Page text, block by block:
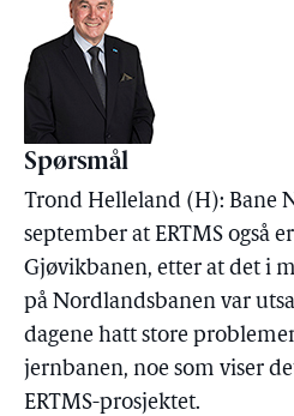
Spørsmål
Trond Helleland (H): Bane
september at ERTMS også
Gjøvikbanen, etter at det i
på Nordlandsbanen var
dagene hatt store
jernbanen, noe som viser
ERTMS-prosjektet.